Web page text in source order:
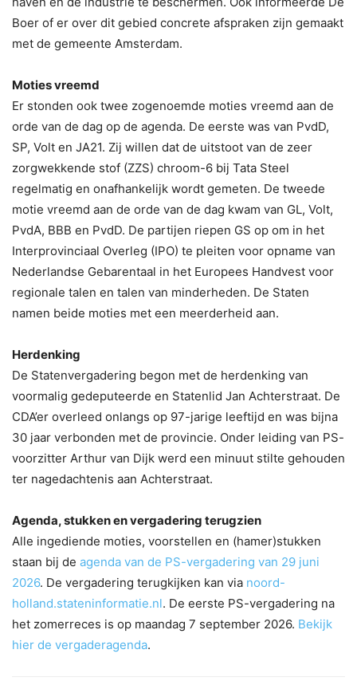
Boer of er over dit gebied concrete afspraken zijn gemaakt
met de gemeente Amsterdam.
Moties vreemd
Er stonden ook twee zogenoemde moties vreemd aan de
orde van de dag op de agenda. De eerste was van PvdD,
SP, Volt en JA21. Zij willen dat de uitstoot van de zeer
zorgwekkende stof (ZZS) chroom-6 bij Tata Steel
regelmatig en onafhankelijk wordt gemeten. De tweede
motie vreemd aan de orde van de dag kwam van GL, Volt,
PvdA, BBB en PvdD. De partijen riepen GS op om in het
Interprovinciaal Overleg (IPO) te pleiten voor opname van
Nederlandse Gebarentaal in het Europees Handvest voor
regionale talen en talen van minderheden. De Staten
namen beide moties met een meerderheid aan.
Herdenking
De Statenvergadering begon met de herdenking van
voormalig gedeputeerde en Statenlid Jan Achterstraat. De
CDA’er overleed onlangs op 97-jarige leeftijd en was bijna
30 jaar verbonden met de provincie. Onder leiding van PS-
voorzitter Arthur van Dijk werd een minuut stilte gehouden
ter nagedachtenis aan Achterstraat.
Agenda, stukken en vergadering terugzien
Alle ingediende moties, voorstellen en (hamer)stukken
staan bij de agenda van de PS-vergadering van 29 juni
2026. De vergadering terugkijken kan via noord-
holland.stateninformatie.nl. De eerste PS-vergadering na
het zomerreces is op maandag 7 september 2026. Bekijk
hier de vergaderagenda.